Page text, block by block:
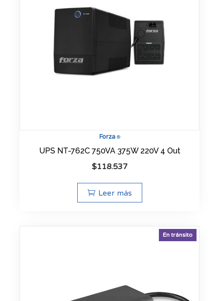
Forza®
UPS NT-762C 750VA 375W 220V 4 Out
$118.537
Leer más
En tránsito